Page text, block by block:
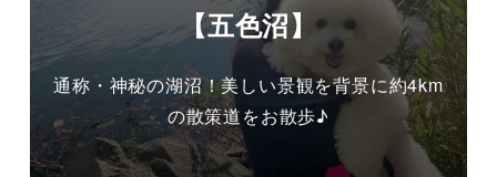
【五色沼】
通称・神秘の湖沼！美しい景観を背景に約4km
の散策道をお散歩♪